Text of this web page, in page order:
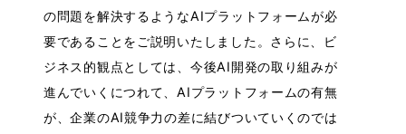
の問題を解決するようなAIプラットフォームが必
要であることをご説明いたしました。さらに、ビ
ジネス的観点としては、今後AI開発の取り組みが
進んでいくにつれて、AIプラットフォームの有無
が、企業のAI競争力の差に結びついていくのでは